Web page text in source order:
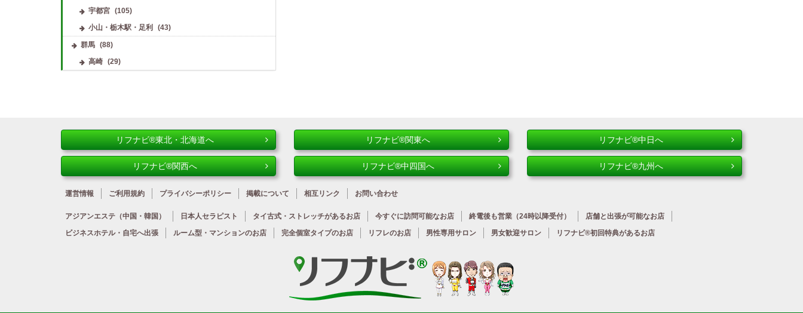
宇都宮
(105)
小山・栃木駅・足利
(43)
群馬 (88)
高崎
(29)
リフナビ®東北・北海道へ リフナビ®関東へ リフナビ®中日へ
リフナビ®関西へ リフナビ®中四国へ リフナビ®九州へ
運営情報 ご利用規約 プライバシーポリシー 掲載について 相互リンク お問い合わせ
アジアンエステ （中国・韓国） 日本人セラピスト タイ古式・ストレッチがあるお店 今すぐに訪問可能なお店 終電後も営業 （24時以降受付） 店舗と出張が可能なお店
ビジネスホテル・ 自宅へ出張 ルーム型・ マンションのお店 完全個室タイプのお店 リフレのお店 男性専用サロン 男女歓迎サロン リフナビ®初回特典があるお店